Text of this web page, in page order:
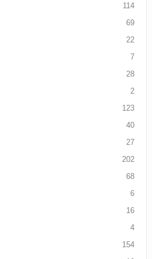
114
69
22
7
28
2
123
40
27
202
68
6
16
4
154